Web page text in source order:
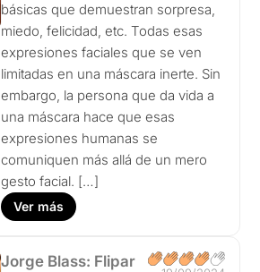
básicas que demuestran sorpresa,
miedo, felicidad, etc. Todas esas
expresiones faciales que se ven
limitadas en una máscara inerte. Sin
embargo, la persona que da vida a
una máscara hace que esas
expresiones humanas se
comuniquen más allá de un mero
gesto facial. […]
Ver más
Jorge Blass: Flipar